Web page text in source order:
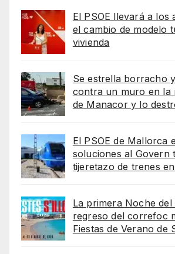
El PSOE llevará a los
el cambio de modelo
vivienda
Se estrella borracho
contra un muro en la
de Manacor y lo
El PSOE de Mallorca
soluciones al Govern
tijeretazo de trenes
La primera Noche
regreso del correfoc
Fiestas de Verano de